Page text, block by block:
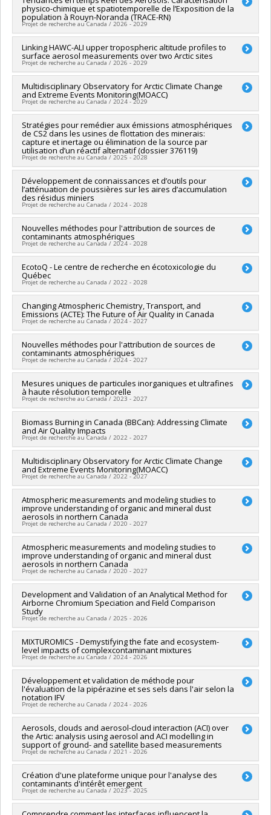
infrastructures (FEI)
Grant programs:PVXXXXXX-FEI sans restriction
physico-chimique et spatiotemporelle de l’Exposition de la
population à Rouyn-Noranda (TRACE-RN)
Projet de recherche au Canada / 2026 - 2029
Funding sources: FRQS/Fonds de recherche du Québec -
Santé (FRSQ)
Grant programs:
Linking HAWC-ALI upper tropospheric altitude profiles to
surface aerosol measurements over two Arctic sites
Projet de recherche au Canada / 2026 - 2029
Lead researcher : Patrick Hayes
Co-researchers :Norman T. O'Neill,Rachel Chang
Funding sources:
Multidisciplinary Observatory for Arctic Climate Change
and Extreme Events Monitoring(MOACC)
Projet de recherche au Canada / 2024 - 2029
Lead researcher :Alexandre Langlois
Co-researchers :Patrick Hayes
Funding sources:FCI/Fondation canadienne pour l'innovation
Grant programs:PVXXXXXX-Fonds d'exploitation des
infrastructures (FEI)
Stratégies pour remédier aux émissions atmosphériques
de CS2 dans les usines de flottation des minerais:
capture et inertage ou élimination de la source par
utilisation d’un réactif alternatif (dossier 376119)
Projet de recherche au Canada / 2025 - 2028
Lead researcher :Ali Khosravanipour
Co-researchers :Patrick Hayes
Funding sources:FRQNT/Fonds de recherche du Québec -
Nature et technologies (FQRNT)
Grant programs:
Développement de connaissances et d’outils pour
l’atténuation de poussières sur les aires d’accumulation
des résidus miniers
Projet de recherche au Canada / 2024 - 2028
Funding sources:FRQNT/Fonds de recherche du Québec -
Nature et technologies (FQRNT)
Grant programs:
atmosphérique et sonore
Nouvelles méthodes pour l'attribution de sources de
contaminants atmosphériques
Projet de recherche au Canada / 2024 - 2028
Funding sources:FRQNT/Fonds de recherche du Québec -
Nature et technologies (FQRNT)
Grant programs:
atmosphérique et sonore
EcotoQ - Le centre de recherche en écotoxicologie du
Québec
Projet de recherche au Canada / 2022 - 2028
Lead researcher :Patrice Couture
Co-researchers : Patrick Hayes
Funding sources:
Grant programs:PVXXXXXX-(RS) Programme de
regroupements stratégiques
Changing Atmospheric Chemistry, Transport, and
Emissions (ACTE): The Future of Air Quality in Canada
Projet de recherche au Canada / 2024 - 2027
Lead researcher : Patrick Hayes
Co-researchers :Audrey Smargiassi
Hatzopoulou
naturelles et génie du Canada (CRSNG)
Grant programs:PVXXXXXX-Subventions Alliance - Option 1
Nouvelles méthodes pour l'attribution de sources de
contaminants atmosphériques
Projet de recherche au Canada / 2024 - 2027
Lead researcher : Patrick Hayes
Co-researchers :Kevin James Wilkinson
Funding sources:
Mesures uniques de particules inorganiques et ultrafines
à haute résolution temporelle
Projet de recherche au Canada / 2023 - 2027
Lead researcher :Kevin James Wilkinson
Co-researchers :Patrick Hayes,Parisa A. Ariya
Funding sources:
Grant programs:PV113724-(PR) Projets de recherche en
équipe (et possibilité d'équipement la première année)
Biomass Burning in Canada (BBCan): Addressing Climate
and Air Quality Impacts
Projet de recherche au Canada / 2022 - 2027
Funding sources:Environnement et changement climatique
Canada
Grant programs:
Multidisciplinary Observatory for Arctic Climate Change
and Extreme Events Monitoring(MOACC)
Projet de recherche au Canada / 2022 - 2027
Lead researcher : Alexandre Langlois
Co-researchers :Daniel Fortier,Patrick Hayes
Funding sources:FCI/Fondation canadienne pour l'innovation
Grant programs:PVXXXXXX-Fonds d'innovation
Atmospheric measurements and modeling studies to
improve understanding of organic and mineral dust
aerosols in northern Canada
Projet de recherche au Canada / 2020 - 2027
Lead researcher : Patrick Hayes
Funding sources:CRSNG/Conseil de recherches en sciences
naturelles et génie du Canada (CRSNG)
Grant programs:PVX20965-(RGP) Programme de subvention à
la découverte individuelle ou de groupe
Atmospheric measurements and modeling studies to
improve understanding of organic and mineral dust
aerosols in northern Canada
Projet de recherche au Canada / 2020 - 2027
Lead researcher : Patrick Hayes
Funding sources:CRSNG/Conseil de recherches en sciences
naturelles et génie du Canada (CRSNG)
Grant programs:PV108454-(RGPNS) Suppléments aux
subventions à la découverte en recherche nordique
Development and Validation of an Analytical Method for
Airborne Chromium Speciation and Field Comparison
Study
Projet de recherche au Canada / 2025 - 2026
Lead researcher :Patrick Hayes
Funding sources:MITACS Inc.
Grant programs:
MIXTUROMICS - Demystifying the fate and ecosystem-
level impacts of complexcontaminant mixtures
Projet de recherche au Canada / 2024 - 2026
Lead researcher :Valérie Langlois
Co-researchers : Marc Amyot ,Kevin James Wilkinson,Patrick
Hayes
Funding sources:FCI/Fondation canadienne pour l'innovation
Grant programs: PVXXXXXX-Fonds d'innovation
Développement et validation de méthode pour
l'évaluation de la pipérazine et ses sels dans l'air selon la
notation IFV
Projet de recherche au Canada / 2024 - 2026
Lead researcher : Patrick Hayes
Funding sources:MITACS Inc.
Grant programs:PVXXXXXX-Stage Accélération Québec -
MITACS
Aerosols, clouds and aerosol-cloud interaction (ACI) over
the Artic: analysis using aerosol and ACI modelling in
support of ground- and satellite based measurements
Projet de recherche au Canada / 2021 - 2026
Lead researcher :Norman T. O'Neill
Co-researchers :Patrick Hayes
Funding sources:
Création d'une plateforme unique pour l'analyse des
contaminants d'intérêt emergent
Projet de recherche au Canada / 2023 - 2025